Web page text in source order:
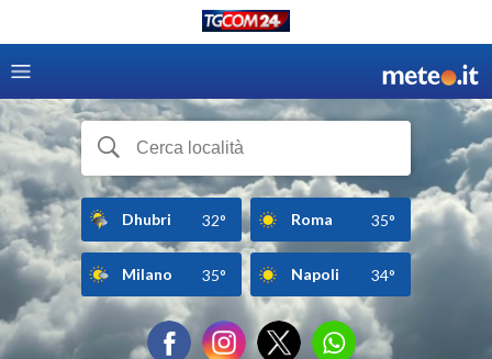
Dhubri 32° Roma 35°
Milano 35° Napoli 34°